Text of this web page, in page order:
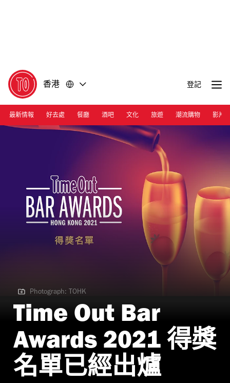
香港 登記
最新情報 好去處 餐廳 酒吧 文化 旅遊 潮流購物 影片
Photograph: TOHK
Photograph: TOHK
Time Out Bar
Awards 2021 得獎
名單已經出爐